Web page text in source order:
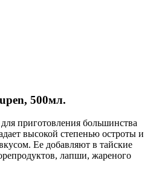
500мл.
приготовления большинства
высокой степенью остроты и
Ее добавляют в тайские
лапши, жареного